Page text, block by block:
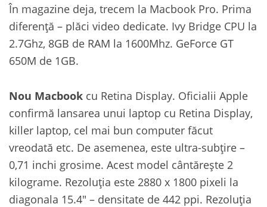
În magazine deja, trecem la Macbook Pro. Prima
diferență – plăci video dedicate. Ivy Bridge CPU la
2.7Ghz, 8GB de RAM la 1600Mhz. GeForce GT
650M de 1GB.
Nou Macbook cu Retina Display. Oficialii Apple
confirmă lansarea unui laptop cu Retina Display,
killer laptop, cel mai bun computer făcut
vreodată etc. De asemenea, este ultra-subțire –
0,71 inchi grosime. Acest model cântărește 2
kilograme. Rezoluția este 2880 x 1800 pixeli la
diagonala 15.4″ – densitate de 442 ppi. Rezoluția